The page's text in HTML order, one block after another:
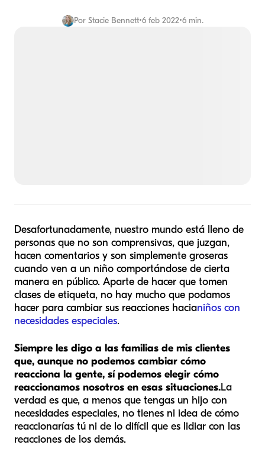
Por Stacie Bennett•6 feb 2022•6 min.
Desafortunadamente, nuestro mundo está lleno de
personas que no son comprensivas, que juzgan,
hacen comentarios y son simplemente groseras
cuando ven a un niño comportándose de cierta
manera en público. Aparte de hacer que tomen
clases de etiqueta, no hay mucho que podamos
hacer para cambiar sus reacciones hacianiños con
necesidades especiales.
Siempre les digo a las familias de mis clientes
que, aunque no podemos cambiar cómo
reacciona la gente, sí podemos elegir cómo
reaccionamos nosotros en esas situaciones.La
verdad es que, a menos que tengas un hijo con
necesidades especiales, no tienes ni idea de cómo
reaccionarías tú ni de lo difícil que es lidiar con las
reacciones de los demás.